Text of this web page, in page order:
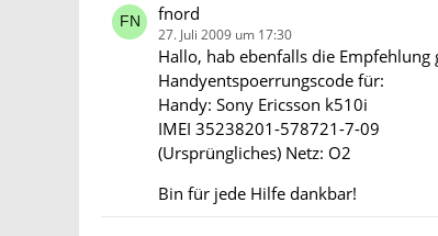
fnord
27. Juli 2009 um 17:30
Hallo, hab ebenfalls die
Handyentspoerrungscode für:
Handy: Sony Ericsson k510i
IMEI 35238201-578721-7-09
(Ursprüngliches) Netz: O2
Bin für jede Hilfe dankbar!